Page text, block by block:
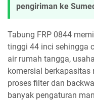
pengiriman ke
Tabung FRP 0844
tinggi 44 inci sehingga
air rumah tangga,
komersial
proses filter dan
banyak pengaturan